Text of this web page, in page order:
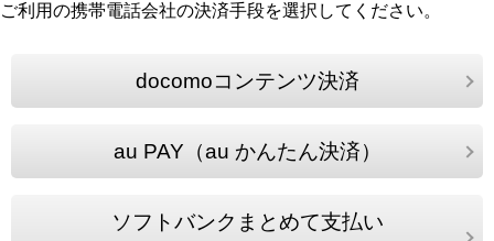
ご利用の携帯電話会社の決済手段を選択してください。
docomoコンテンツ決済
au PAY（au かんたん決済）
ソフトバンクまとめて支払い